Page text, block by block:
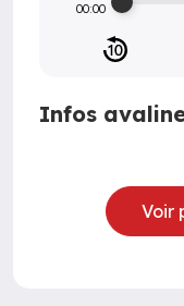
00:00
Infos
Voir